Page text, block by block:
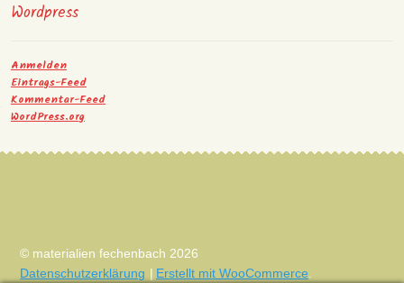
Wordpress
Anmelden
Eintrags-Feed
Kommentar-Feed
WordPress.org
© materialien fechenbach 2026
Datenschutzerklärung
Erstellt mit WooCommerce